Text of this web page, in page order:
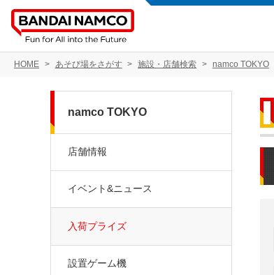
HOME あそび場をさがす 施設・店舗検索 namco TOKYO
namco TOKYO
店舗情報
イベント&ニュース
入荷プライズ
設置ゲーム機